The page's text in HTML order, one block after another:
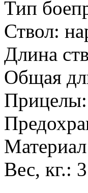
Тип
Ствол:
Длина
Общая
Вес, кг.: 3